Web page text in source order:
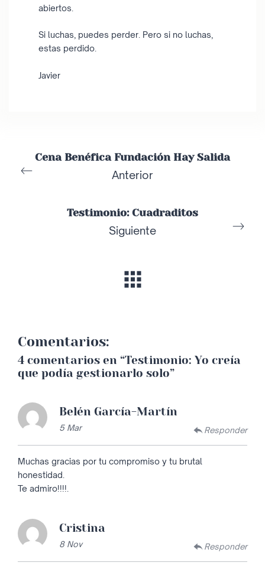
abiertos.
Si luchas, puedes perder. Pero si no luchas,
estas perdido.
Javier
Cena Benéfica Fundación Hay Salida
Anterior
Testimonio: Cuadraditos
Siguiente
Comentarios:
4 comentarios en “Testimonio: Yo creía
que podía gestionarlo solo”
Belén García-Martín
5 Mar Responder
Muchas gracias por tu compromiso y tu brutal
honestidad.
Te admiro!!!!.
Cristina
8 Nov Responder